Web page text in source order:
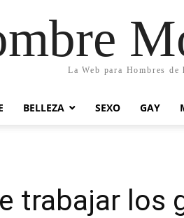
La Web para Hombres de
BELLEZA SEXO GAY
trabajar los